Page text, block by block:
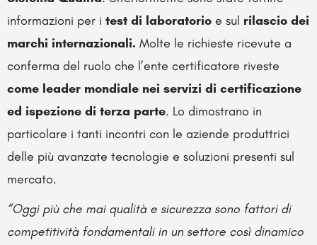
informazioni per i test di laboratorio e sul rilascio dei
marchi internazionali. Molte le richieste ricevute a
conferma del ruolo che l’ente certificatore riveste
come leader mondiale nei servizi di certificazione
ed ispezione di terza parte. Lo dimostrano in
particolare i tanti incontri con le aziende produttrici
delle più avanzate tecnologie e soluzioni presenti sul
mercato.
“Oggi più che mai qualità e sicurezza sono fattori di
competitività fondamentali in un settore così dinamico